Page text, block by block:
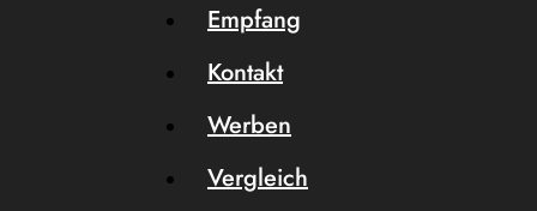
Empfang
Kontakt
Werben
Vergleich